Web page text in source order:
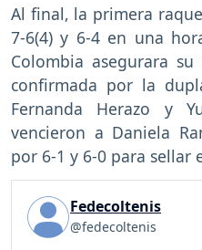
Al final, la primera
7-6(4) y 6-4 en una
Colombia asegurara
confirmada por la
Fernanda Herazo y
vencieron a Daniela
por 6-1 y 6-0 para sellar
Fedecoltenis
@fedecoltenis